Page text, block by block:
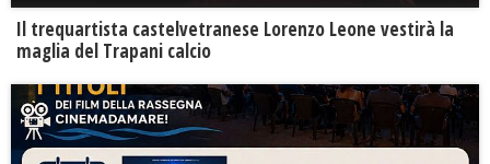
Il trequartista castelvetranese Lorenzo Leone vestirà la
maglia del Trapani calcio